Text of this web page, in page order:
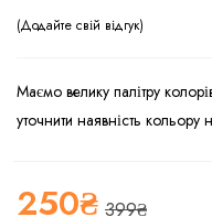
Додайте свій відгук
Маємо велику палітру
уточнити наявність кольору
399₴
250₴